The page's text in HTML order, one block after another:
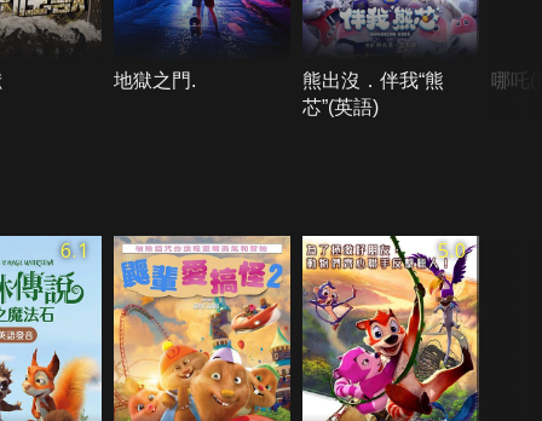
地獄之門.
熊出沒．伴我“熊
芯”(英語)
哪吒(
6.1 5.0